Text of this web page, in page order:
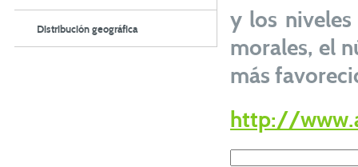
Distribución geográfica
y los
morales, el
más
http://